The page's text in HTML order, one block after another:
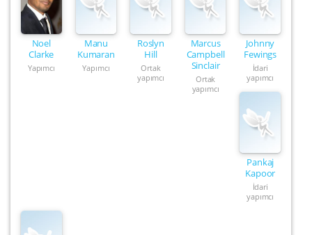
Noel
Clarke
Yapımcı
Manu
Kumaran
Yapımcı
Roslyn
Hill
Ortak
yapımcı
Marcus
Campbell
Sinclair
Ortak
yapımcı
Johnny
Fewings
İdari
yapımcı
Pankaj
Kapoor
İdari
yapımcı